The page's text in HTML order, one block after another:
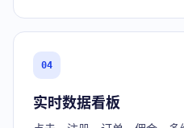
04
实时数据看板